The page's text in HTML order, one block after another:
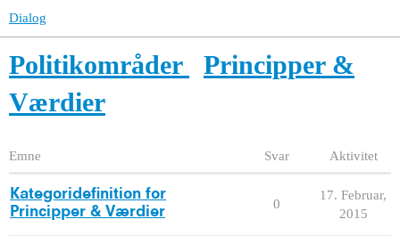
Dialog
Politikområder
Principper &
Værdier
Emne Svar Aktivitet
Kategoridefinition for
Principper & Værdier
0
17. Februar,
2015